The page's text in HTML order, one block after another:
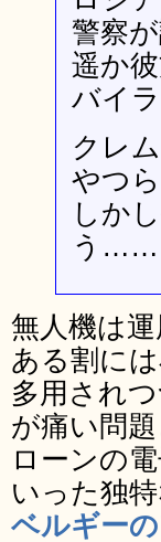
警察
遥か
バイ
クレ
やつ
しか
う……
無人機は
ある割に
多用され
が痛い問
ローンの
いった独
ベルギー